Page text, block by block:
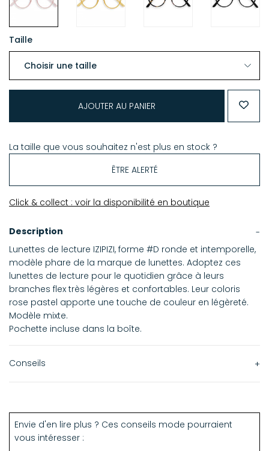
Taille
AJOUTER AU PANIER
La taille que vous souhaitez n'est plus en stock ?
ÊTRE ALERTÉ
Click & collect : voir la disponibilité en boutique
Description
Lunettes de lecture IZIPIZI, forme #D ronde et intemporelle,
modèle phare de la marque de lunettes. Adoptez ces
lunettes de lecture pour le quotidien grâce à leurs
branches flex très légères et confortables. Leur coloris
rose pastel apporte une touche de couleur en légèreté.
Modèle mixte.
Pochette incluse dans la boîte.
Conseils
Envie d'en lire plus ? Ces conseils mode pourraient
vous intéresser :